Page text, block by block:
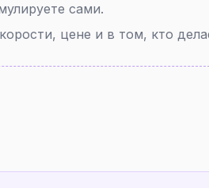
сами.
цене и в том, кто